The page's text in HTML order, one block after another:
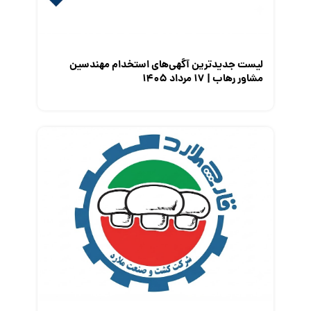
لیست جدیدترین آگهی‌های استخدام مهندسین
مشاور رهاب | ۱۷ مرداد ۱۴۰۵